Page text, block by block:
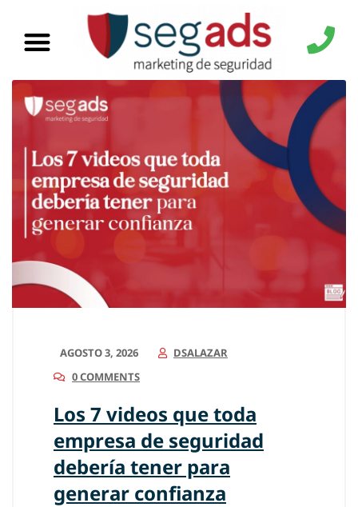
AGOSTO 3, 2026
DSALAZAR
0 COMMENTS
Los 7 videos que toda
empresa de seguridad
debería tener para
generar confianza